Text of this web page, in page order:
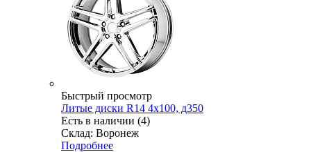
Быстрый просмотр
Литые диски R14 4x100, д350
Есть в наличии (4)
Склад: Воронеж
Подробнее